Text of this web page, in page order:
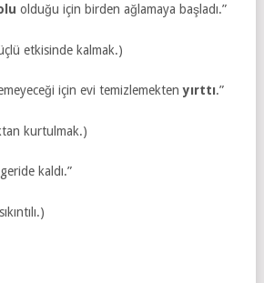
olduğu için birden ağlamaya başladı.”
etkisinde kalmak.)
için evi temizlemektenyırttı.”
kurtulmak.)
kaldı.”